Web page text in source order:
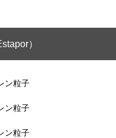
）
ン粒子
ン粒子
ン粒子